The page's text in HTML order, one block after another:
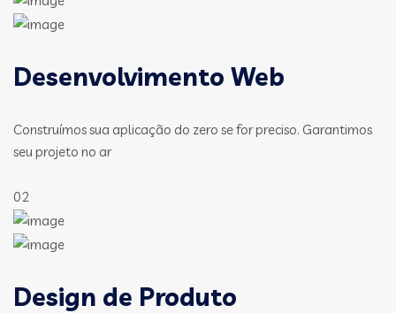
Desenvolvimento Web
Construímos sua aplicação do zero se for preciso. Garantimos
seu projeto no ar
02
Design de Produto